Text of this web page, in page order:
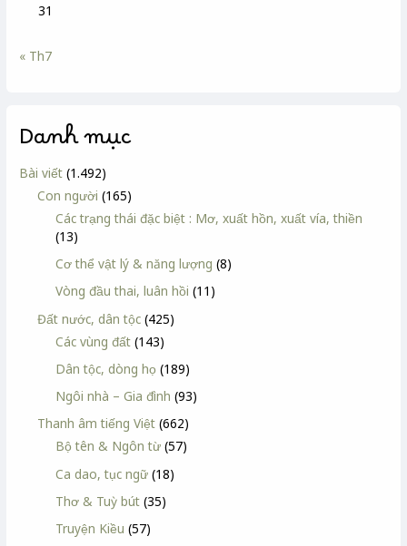
31
« Th7
Danh mục
Bài viết (1.492)
Con người (165)
Các trạng thái đặc biệt : Mơ, xuất hồn, xuất vía, thiền
(13)
Cơ thể vật lý & năng lượng (8)
Vòng đầu thai, luân hồi (11)
Đất nước, dân tộc (425)
Các vùng đất (143)
Dân tộc, dòng họ (189)
Ngôi nhà – Gia đình (93)
Thanh âm tiếng Việt (662)
Bộ tên & Ngôn từ (57)
Ca dao, tục ngữ (18)
Thơ & Tuỳ bút (35)
Truyện Kiều (57)